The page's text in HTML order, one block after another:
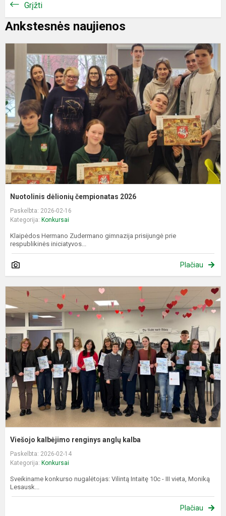
Grįžti
Ankstesnės naujienos
Nuotolinis dėlionių čempionatas 2026
Paskelbta: 2026-02-16
Kategorija: Konkursai
Klaipėdos Hermano Zudermano gimnazija prisijungė prie
respublikinės iniciatyvos...
Plačiau
Viešojo kalbėjimo renginys anglų kalba
Paskelbta: 2026-02-14
Kategorija: Konkursai
Sveikiname konkurso nugalėtojas: Vilintą Intaitę 10c - III vieta, Moniką
Lesausk...
Plačiau